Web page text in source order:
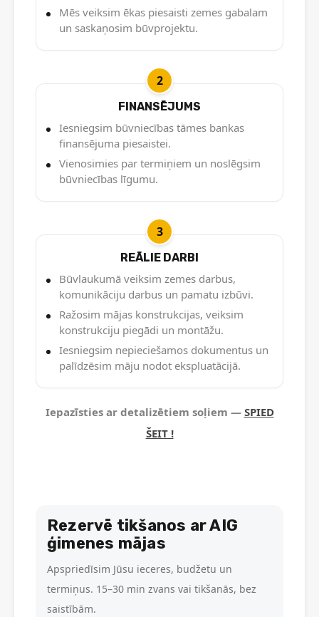
Mēs veiksim ēkas piesaisti zemes gabalam
un saskaņosim būvprojektu.
2
FINANSĒJUMS
Iesniegsim būvniecības tāmes bankas
finansējuma piesaistei.
Vienosimies par termiņiem un noslēgsim
būvniecības līgumu.
3
REĀLIE DARBI
Būvlaukumā veiksim zemes darbus,
komunikāciju darbus un pamatu izbūvi.
Ražosim mājas konstrukcijas, veiksim
konstrukciju piegādi un montāžu.
Iesniegsim nepieciešamos dokumentus un
palīdzēsim māju nodot ekspluatācijā.
Iepazīsties ar detalizētiem soļiem — SPIED
ŠEIT !
Rezervē tikšanos ar AIG
ģimenes mājas
Apspriedīsim Jūsu ieceres, budžetu un
termiņus. 15–30 min zvans vai tikšanās, bez
saistībām.